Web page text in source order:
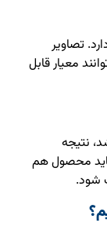
تصاویر
معیار قابل
نتیجه
محصول هم
شود.